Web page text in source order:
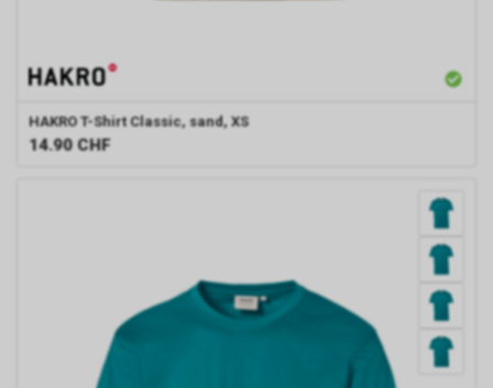
HAKRO T-Shirt Classic, sand, XS
14.90 CHF